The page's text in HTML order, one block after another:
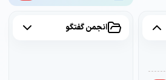
انجمن گفتگو